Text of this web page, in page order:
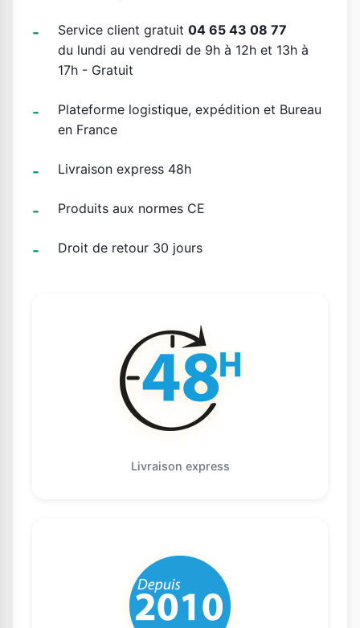
Service client gratuit 04 65 43 08 77
du lundi au vendredi de 9h à 12h et 13h à
17h - Gratuit
Plateforme logistique, expédition et Bureau
en France
Livraison express 48h
Produits aux normes CE
Droit de retour 30 jours
Livraison express